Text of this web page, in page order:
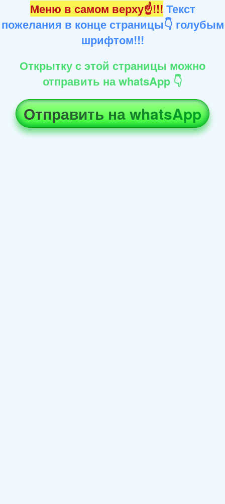
Меню в самом верху☝!!! Текст
пожелания в конце страницы👇 голубым
шрифтом!!!
Открытку с этой страницы можно
отправить на whatsApp 👇
Отправить на whatsApp